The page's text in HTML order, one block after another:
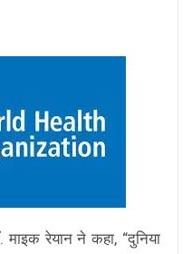
रेयान ने कहा, “दुनिया